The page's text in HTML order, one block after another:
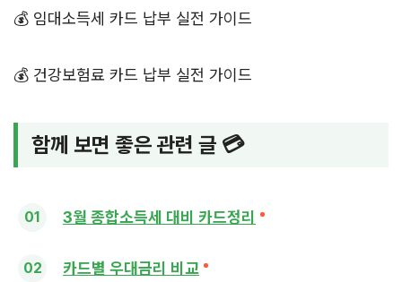
💰 임대소득세 카드 납부 실전 가이드
💰 건강보험료 카드 납부 실전 가이드
함께 보면 좋은 관련 글 💳
3월 종합소득세 대비 카드정리
카드별 우대금리 비교